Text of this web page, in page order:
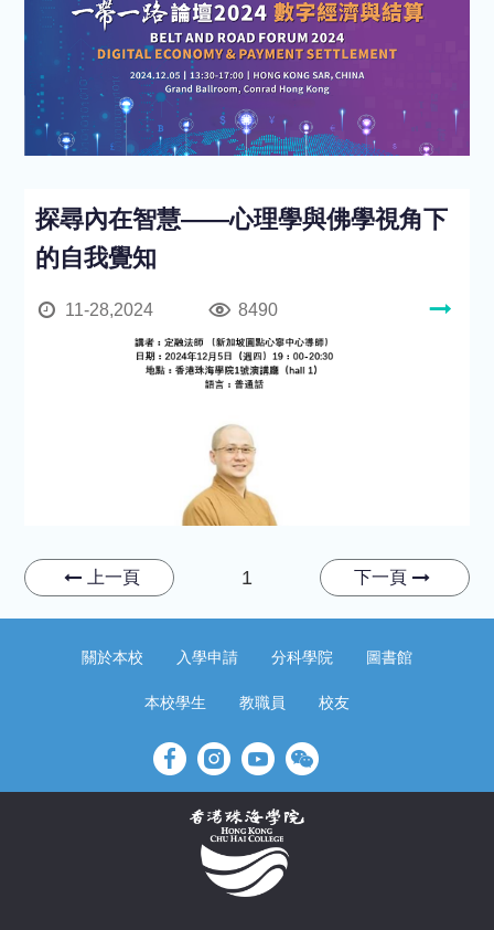
探尋內在智慧——心理學與佛學視角下
的自我覺知
11-28,2024 8490
上一頁 1 下一頁
關於本校 入學申請 分科學院 圖書館
本校學生 教職員 校友